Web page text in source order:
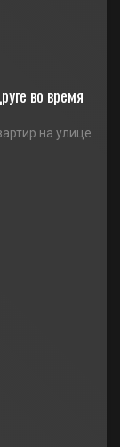
во время
на улице